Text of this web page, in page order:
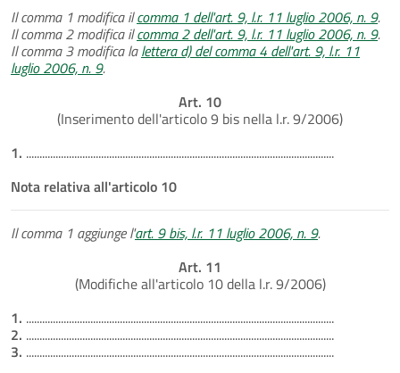
Il comma 1 modifica ilcomma 1 dell'art. 9, l.r. 11 luglio 2006, n. 9.
Il comma 2 modifica ilcomma 2 dell'art. 9, l.r. 11 luglio 2006, n. 9.
Il comma 3 modifica lalettera d) del comma 4 dell'art. 9, l.r. 11
luglio 2006, n. 9.
Art. 10
(Inserimento dell'articolo 9 bis nella l.r. 9/2006)
1. ...................................................................................................................
Nota relativa all'articolo 10
Il comma 1 aggiunge l'art. 9 bis, l.r. 11 luglio 2006, n. 9.
Art. 11
(Modifiche all'articolo 10 della l.r. 9/2006)
1. ...................................................................................................................
2. ...................................................................................................................
3. ...................................................................................................................